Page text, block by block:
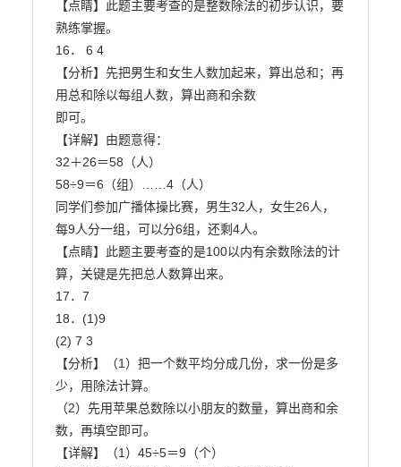
【点睛】此题主要考查的是整数除法的初步认识，要
熟练掌握。
16． 6 4
【分析】先把男生和女生人数加起来，算出总和；再
用总和除以每组人数，算出商和余数
即可。
【详解】由题意得：
32＋26＝58（人）
58÷9＝6（组）……4（人）
同学们参加广播体操比赛，男生32人，女生26人，
每9人分一组，可以分6组，还剩4人。
【点睛】此题主要考查的是100以内有余数除法的计
算，关键是先把总人数算出来。
17．7
18．(1)9
(2) 7 3
【分析】（1）把一个数平均分成几份，求一份是多
少，用除法计算。
（2）先用苹果总数除以小朋友的数量，算出商和余
数，再填空即可。
【详解】（1）45÷5＝9（个）